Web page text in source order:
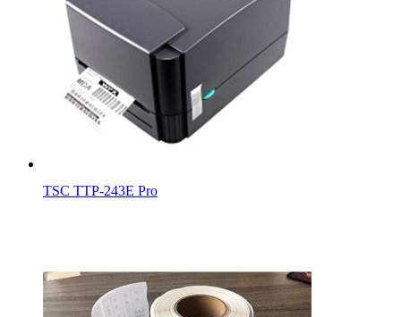
TSC TTP-243E Pro